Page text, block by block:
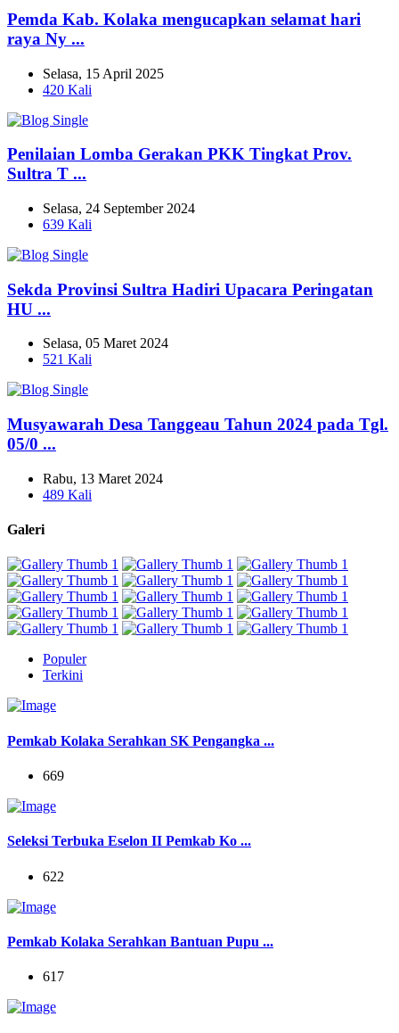
Pemda Kab. Kolaka mengucapkan selamat hari
raya Ny ...
Selasa, 15 April 2025
420 Kali
Penilaian Lomba Gerakan PKK Tingkat Prov.
Sultra T ...
Selasa, 24 September 2024
639 Kali
Sekda Provinsi Sultra Hadiri Upacara Peringatan
HU ...
Selasa, 05 Maret 2024
521 Kali
Musyawarah Desa Tanggeau Tahun 2024 pada Tgl.
05/0 ...
Rabu, 13 Maret 2024
489 Kali
Galeri
Populer
Terkini
Pemkab Kolaka Serahkan SK Pengangka ...
669
Seleksi Terbuka Eselon II Pemkab Ko ...
622
Pemkab Kolaka Serahkan Bantuan Pupu ...
617